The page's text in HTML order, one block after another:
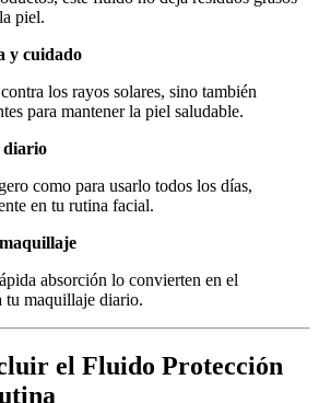
piel.
y cuidado
los rayos solares, sino también
para mantener la piel saludable.
diario
como para usarlo todos los días,
en tu rutina facial.
absorción lo convierten en el
tu maquillaje diario.
el Fluido Protección